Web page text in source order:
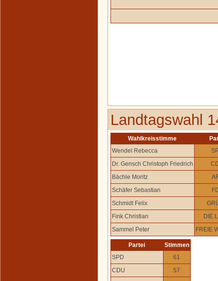
Landtagswahl
Wahlkreisstimme
Wendel Rebecca
Dr. Gensch Christoph Friedrich
Bächle Moritz
Schäfer Sebastian
Schmidt Felix
Fink Christian
DIE
Sammel Peter
FREIE
Partei
Stimmen
SPD
61
CDU
57